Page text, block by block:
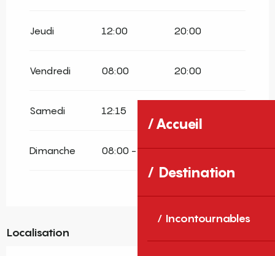
Accueil
Destination
Incontournables
Jeudi 12:00 20:00
Vendredi 08:00 20:00
Samedi 12:15
Dimanche 08:00 - 14:00
Localisation